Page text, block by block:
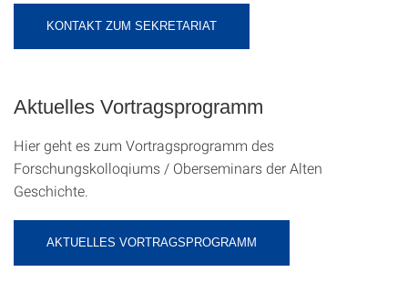
KONTAKT ZUM SEKRETARIAT
Aktuelles Vortragsprogramm
Hier geht es zum Vortragsprogramm des
Forschungskolloqiums / Oberseminars der Alten
Geschichte.
AKTUELLES VORTRAGSPROGRAMM